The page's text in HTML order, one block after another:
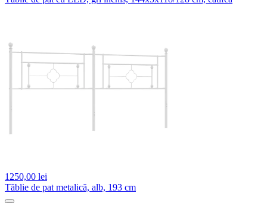
1250,00 lei
Tăblie de pat metalică, alb, 193 cm